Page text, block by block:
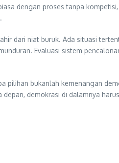
dengan proses tanpa
dari niat buruk. Ada situasi
Evaluasi sistem
pilihan bukanlah kemenangan
demokrasi di dalamnya